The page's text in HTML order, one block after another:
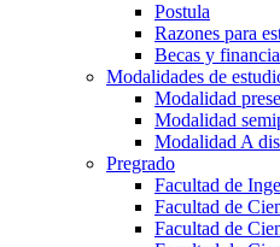
Postula
Razones para
Becas y
Modalidades de
Modalidad
Modalidad
Modalidad A
Pregrado
Facultad de
Facultad de
Facultad de